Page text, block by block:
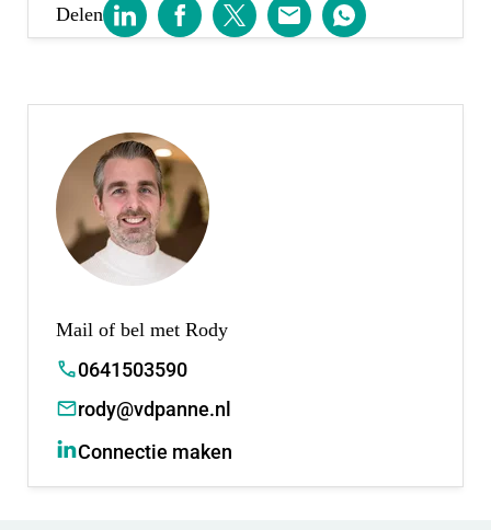
Delen
Mail of bel met Rody
0641503590
rody@vdpanne.nl
Connectie maken